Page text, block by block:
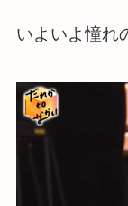
いよいよ憧れ